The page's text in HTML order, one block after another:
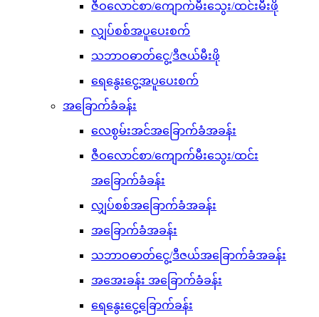
ဇီဝလောင်စာ/ကျောက်မီးသွေး/ထင်းမီးဖို
လျှပ်စစ်အပူပေးစက်
သဘာဝဓာတ်ငွေ့/ဒီဇယ်မီးဖို
ရေနွေးငွေ့အပူပေးစက်
အခြောက်ခံခန်း
လေစွမ်းအင်အခြောက်ခံအခန်း
ဇီဝလောင်စာ/ကျောက်မီးသွေး/ထင်း
အခြောက်ခံခန်း
လျှပ်စစ်အခြောက်ခံအခန်း
အခြောက်ခံအခန်း
သဘာဝဓာတ်ငွေ့/ဒီဇယ်အခြောက်ခံအခန်း
အအေးခန်း အခြောက်ခံခန်း
ရေနွေးငွေ့ခြောက်ခန်း